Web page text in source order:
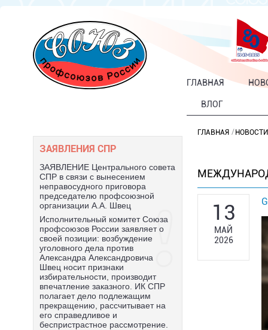
ГЛАВНАЯ
ВЛОГ
ЗАЯВЛЕНИЯ СПР
ЗАЯВЛЕНИЕ Центрального совета
СПР в связи с вынесением
неправосудного приговора
председателю профсоюзной
организации А.А. Швец
Исполнительный комитет Союза
профсоюзов России заявляет о
своей позиции: возбуждение
уголовного дела против
Александра Александровича
Швец носит признаки
избирательности, производит
впечатление заказного. ИК СПР
полагает дело подлежащим
прекращению, рассчитывает на
его справедливое и
беспристрастное рассмотрение.
ГЛАВНАЯ
13
МАЙ
2026